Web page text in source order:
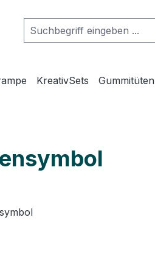
KreativSets Gummitüten